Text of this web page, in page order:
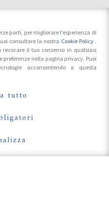
e Fotografi
On
parti, per migliorare l'esperienza di
consultare la nostra Cookie Policy .
il tuo consenso in qualsiasi
nella pagina privacy. Puoi
acconsentendo a questa
tutto